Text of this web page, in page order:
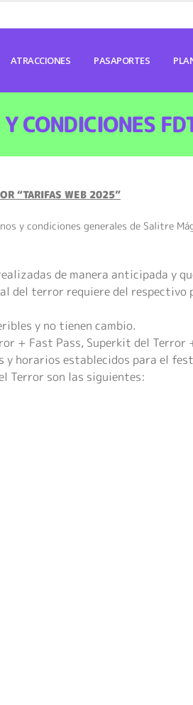
ATRACCIONES PASAPORTES
CONDICIONES
“TARIFAS WEB 2025”
y condiciones generales de Salitre
de manera anticipada y
del terror requiere del respectivo
y no tienen cambio.
+ Fast Pass, Superkit del Terror
y horarios establecidos para el
Terror son las siguientes: